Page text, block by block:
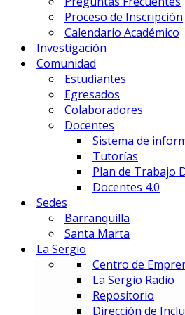
Postgrados
DIN –
Proceso de Inscripción
Calendario Académico
Investigación
Comunidad
Estudiantes
Egresados
Colaboradores
Docentes
Sistema de
Tutorías
Plan de Trabajo
Docentes 4.0
Sedes
Barranquilla
Santa Marta
La Sergio
Centro de
La Sergio Radio
Repositorio
Dirección de